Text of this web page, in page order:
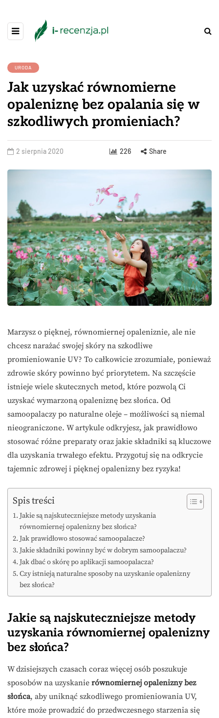
URODA
Jak uzyskać równomierne
opaleniznę bez opalania się w
szkodliwych promieniach?
2 sierpnia 2020 226 Share
Marzysz o pięknej, równomiernej opaleniznie, ale nie
chcesz narażać swojej skóry na szkodliwe
promieniowanie UV? To całkowicie zrozumiałe, ponieważ
zdrowie skóry powinno być priorytetem. Na szczęście
istnieje wiele skutecznych metod, które pozwolą Ci
uzyskać wymarzoną opaleniznę bez słońca. Od
samoopalaczy po naturalne oleje – możliwości są niemal
nieograniczone. W artykule odkryjesz, jak prawidłowo
stosować różne preparaty oraz jakie składniki są kluczowe
dla uzyskania trwałego efektu. Przygotuj się na odkrycie
tajemnic zdrowej i pięknej opalenizny bez ryzyka!
Spis treści
Jakie są najskuteczniejsze metody uzyskania
równomiernej opalenizny bez słońca?
Jak prawidłowo stosować samoopalacze?
Jakie składniki powinny być w dobrym samoopalaczu?
Jak dbać o skórę po aplikacji samoopalacza?
Czy istnieją naturalne sposoby na uzyskanie opalenizny
bez słońca?
Jakie są najskuteczniejsze metody
uzyskania równomiernej opalenizny
bez słońca?
W dzisiejszych czasach coraz więcej osób poszukuje
sposobów na uzyskanie równomiernej opalenizny bez
słońca, aby uniknąć szkodliwego promieniowania UV,
które może prowadzić do przedwczesnego starzenia się